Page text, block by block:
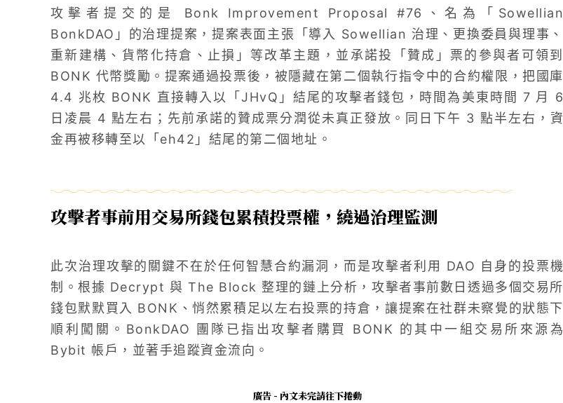
攻擊者提交的是 Bonk Improvement Proposal #76、名為「Sowellian
BonkDAO」的治理提案，提案表面主張「導入 Sowellian 治理、更換委員與理事、
重新建構、貨幣化持倉、止損」等改革主題，並承諾投「贊成」票的參與者可領到
BONK 代幣獎勵。提案通過投票後，被隱藏在第二個執行指令中的合約權限，把國庫
4.4 兆枚 BONK 直接轉入以「JHvQ」結尾的攻擊者錢包，時間為美東時間 7 月 6
日凌晨 4 點左右；先前承諾的贊成票分潤從未真正發放。同日下午 3 點半左右，資
金再被移轉至以「eh42」結尾的第二個地址。
攻擊者事前用交易所錢包累積投票權，繞過治理監測
此次治理攻擊的關鍵不在於任何智慧合約漏洞，而是攻擊者利用 DAO 自身的投票機
制。根據 Decrypt 與 The Block 整理的鏈上分析，攻擊者事前數日透過多個交易所
錢包默默買入 BONK、悄然累積足以左右投票的持倉，讓提案在社群未察覺的狀態下
順利闖關。BonkDAO 團隊已指出攻擊者購買 BONK 的其中一組交易所來源為
Bybit 帳戶，並著手追蹤資金流向。
廣告 - 內文未完請往下捲動